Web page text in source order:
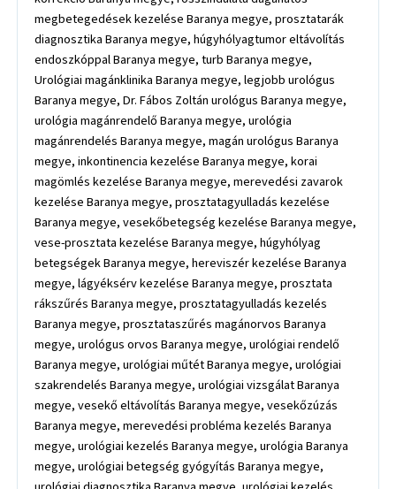
megbetegedések kezelése Baranya megye, prosztatarák
diagnosztika Baranya megye, húgyhólyagtumor eltávolítás
endoszkóppal Baranya megye, turb Baranya megye,
Urológiai magánklinika Baranya megye, legjobb urológus
Baranya megye, Dr. Fábos Zoltán urológus Baranya megye,
urológia magánrendelő Baranya megye, urológia
magánrendelés Baranya megye, magán urológus Baranya
megye, inkontinencia kezelése Baranya megye, korai
magömlés kezelése Baranya megye, merevedési zavarok
kezelése Baranya megye, prosztatagyulladás kezelése
Baranya megye, vesekőbetegség kezelése Baranya megye,
vese-prosztata kezelése Baranya megye, húgyhólyag
betegségek Baranya megye, hereviszér kezelése Baranya
megye, lágyéksérv kezelése Baranya megye, prosztata
rákszűrés Baranya megye, prosztatagyulladás kezelés
Baranya megye, prosztataszűrés magánorvos Baranya
megye, urológus orvos Baranya megye, urológiai rendelő
Baranya megye, urológiai műtét Baranya megye, urológiai
szakrendelés Baranya megye, urológiai vizsgálat Baranya
megye, vesekő eltávolítás Baranya megye, vesekőzúzás
Baranya megye, merevedési probléma kezelés Baranya
megye, urológiai kezelés Baranya megye, urológia Baranya
megye, urológiai betegség gyógyítás Baranya megye,